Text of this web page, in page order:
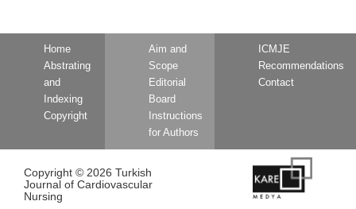
Home
Abstrating
and
Indexing
Copyright
Aim and
Scope
Editorial
Board
Instructions
for Authors
ICMJE
Recommendations
Contact
Copyright © 2026 Turkish
Journal of Cardiovascular
Nursing